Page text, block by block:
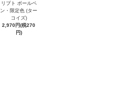
リプト ボールペ
ン・限定色 (ター
コイズ)
2,970円(税270
円)